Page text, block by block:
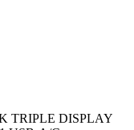
TRIPLE DISPLAY